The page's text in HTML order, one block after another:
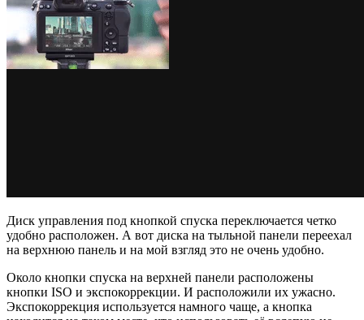
Диск управления под кнопкой спуска переключается четко
удобно расположен. А вот диска на тыльной панели переехал
на верхнюю панель и на мой взгляд это не очень удобно.
Около кнопки спуска на верхней панели расположены
кнопки ISO и экспокоррекции. И расположили их ужасно.
Экспокоррекция используется намного чаще, а кнопка